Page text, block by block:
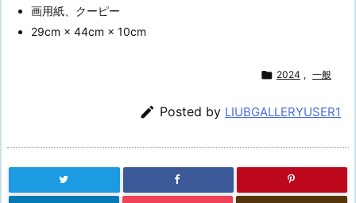
画用紙、クーピー
29cm × 44cm × 10cm
 2024 , 一般
 Posted by LIUBGALLERYUSER1